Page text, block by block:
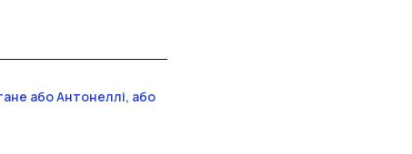
або Антонеллі, або